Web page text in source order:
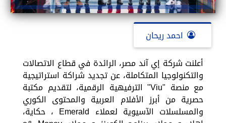
احمد ريحان
أعلنت شركة إي آند مصر، الرائدة في قطاع الاتصالات
والتكنولوجيا المتكاملة، عن تجديد شراكة استراتيجية
مع منصة "Viu" الترفيهية الرقمية، لتقديم مكتبة
حصرية من أبرز الأفلام العربية والمحتوى الكوري
والمسلسلات الآسيوية لعملاء Emerald ، حكاية،